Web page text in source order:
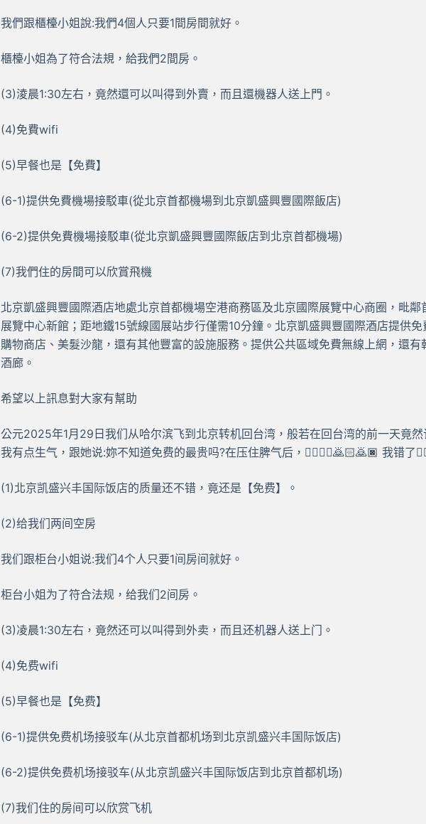
我們跟櫃檯小姐說:我們4個人只要1間房間就好。
櫃檯小姐為了符合法規，給我們2間房。
(3)淩晨1:30左右，竟然還可以叫得到外賣，而且還機器人送上門。
(4)免費wifi
(5)早餐也是【免費】
(6-1)提供免費機場接駁車(從北京首都機場到北京凱盛興豐國際飯店)
(6-2)提供免費機場接駁車(從北京凱盛興豐國際飯店到北京首都機場)
(7)我們住的房間可以欣賞飛機
北京凱盛興豐國際酒店地處北京首都機場空港商務區及北京國際展覽中心商圈，毗鄰
展覽中心新館；距地鐵15號線國展站步行僅需10分鐘。北京凱盛興豐國際酒店提供
購物商店、美髮沙龍，還有其他豐富的設施服務。提供公共區域免費無線上網，還
酒廊。
希望以上訊息對大家有幫助
公元2025年1月29日我们从哈尔滨飞到北京转机回台湾，般若在回台湾的前一天竟然
我有点生气，跟她说:妳不知道免费的最贵吗?在压住脾气后，🙇‍♀️🙇‍♂️🙇🏻🙇🏿 我错了
(1)北京凯盛兴丰国际饭店的质量还不错，竟还是【免费】。
(2)给我们两间空房
我们跟柜台小姐说:我们4个人只要1间房间就好。
柜台小姐为了符合法规，给我们2间房。
(3)凌晨1:30左右，竟然还可以叫得到外卖，而且还机器人送上门。
(4)免费wifi
(5)早餐也是【免费】
(6-1)提供免费机场接驳车(从北京首都机场到北京凯盛兴丰国际饭店)
(6-2)提供免费机场接驳车(从北京凯盛兴丰国际饭店到北京首都机场)
(7)我们住的房间可以欣赏飞机